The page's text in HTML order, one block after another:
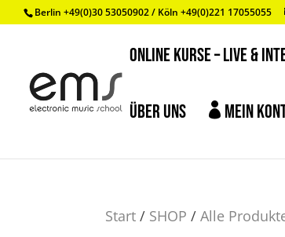
Berlin +49(0)30 53050902 / Köln +49(0)221 17055055
ONLINE KURSE – LIVE &
ÜBER UNS  MEIN
Start / SHOP /Alle